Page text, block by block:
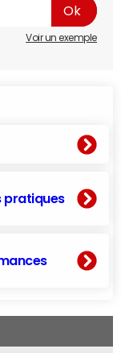
Voir un exemple
pratiques